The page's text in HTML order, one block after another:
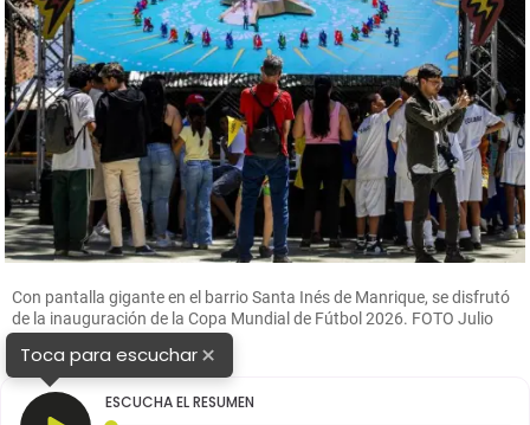
Con pantalla gigante en el barrio Santa Inés de Manrique, se disfrutó
de la inauguración de la Copa Mundial de Fútbol 2026. FOTO Julio
César Herrera.
Toca para escuchar×
ESCUCHA EL RESUMEN